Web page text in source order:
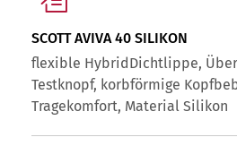
SCOTT AVIVA 40 SILIKON
flexible HybridDichtlippe,
Testknopf, korbförmige
Tragekomfort, Material Silikon